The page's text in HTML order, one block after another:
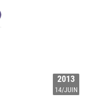
2013
14/JUIN